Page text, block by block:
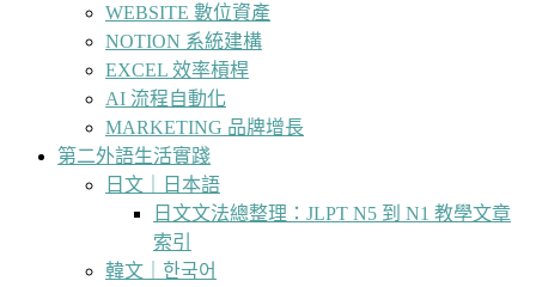
WEBSITE 數位資產
NOTION 系統建構
EXCEL 效率槓桿
AI 流程自動化
MARKETING 品牌增長
第二外語生活實踐
日文｜日本語
日文文法總整理：JLPT N5 到 N1 教學文章
索引
韓文｜한국어